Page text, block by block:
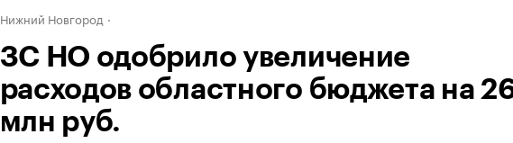
Нижний Новгород
ЗС НО одобрило увеличение
расходов областного бюджета на
млн руб.